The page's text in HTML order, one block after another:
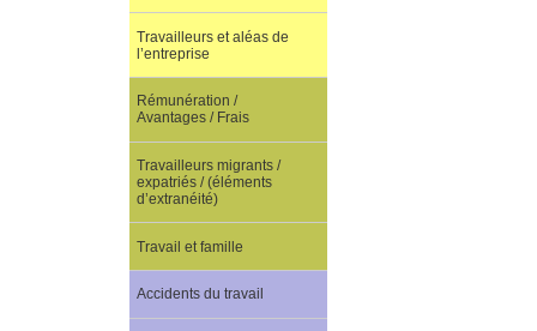
Travailleurs et aléas de
l’entreprise
Rémunération /
Avantages / Frais
Travailleurs migrants /
expatriés / (éléments
d’extranéité)
Travail et famille
Accidents du travail